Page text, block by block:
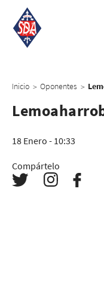
Inicio > Oponentes >
18 Enero - 10:33
Compártelo